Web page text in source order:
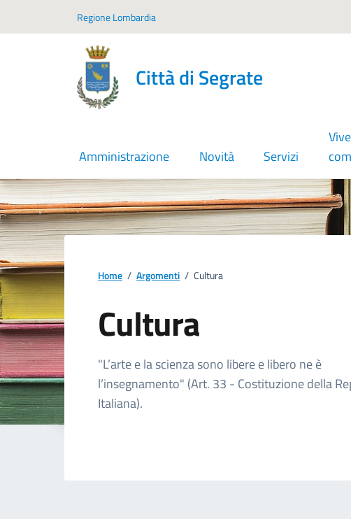
Regione Lombardia
Città di Segrate
Amministrazione Novità Servizi
Home / Argomenti / Cultura
Cultura
Dettagli
"L’arte e la scienza sono libere e libero ne è
l’insegnamento" (Art. 33 - Costituzione della
Italiana).